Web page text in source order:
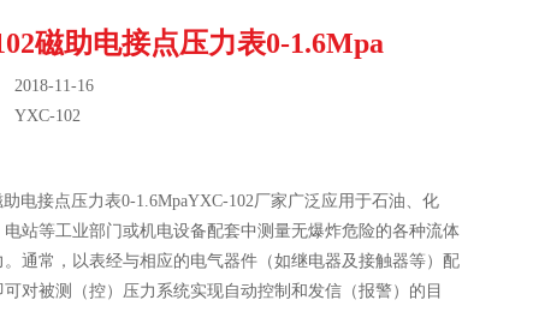
磁助电接点压力表0-1.6Mpa
2018-11-16
YXC-102
电接点压力表0-1.6MpaYXC-102厂家广泛应用于石油、化
电站等工业部门或机电设备配套中测量无爆炸危险的各种流体
。通常，以表经与相应的电气器件（如继电器及接触器等）配
对被测（控）压力系统实现自动控制和发信（报警）的目